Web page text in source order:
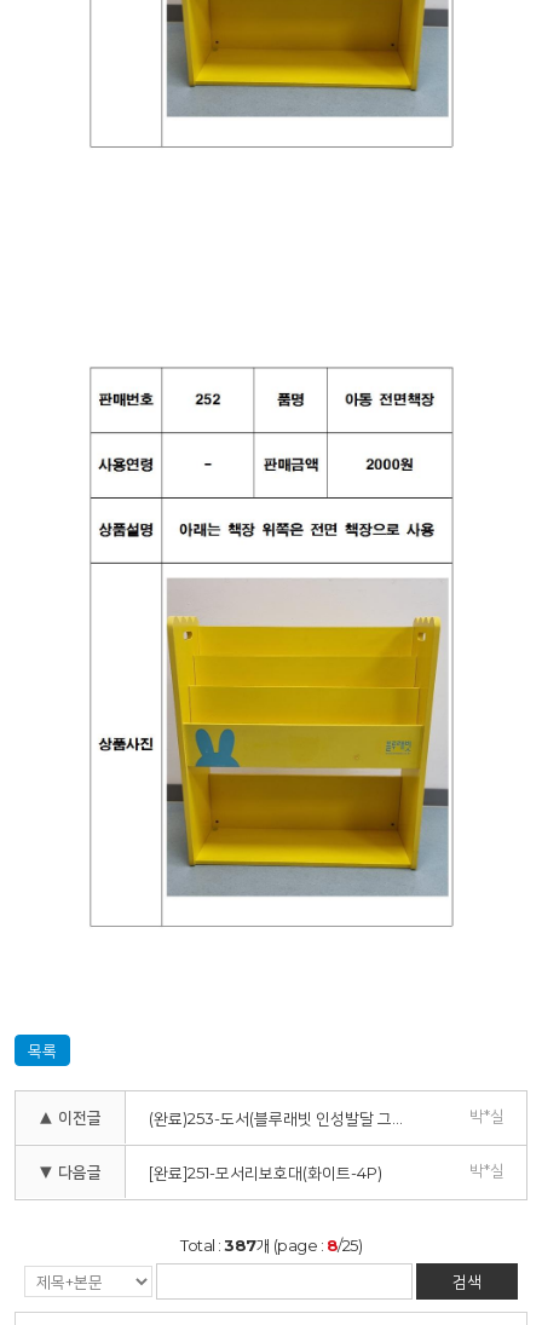
목록
▲ 이전글 (완료)253-도서(블루래빗 인성발달 그림책12권) 박*실
▼ 다음글 [완료]251-모서리보호대(화이트-4P) 박*실
Total :387개 (page : 8/25)
검색